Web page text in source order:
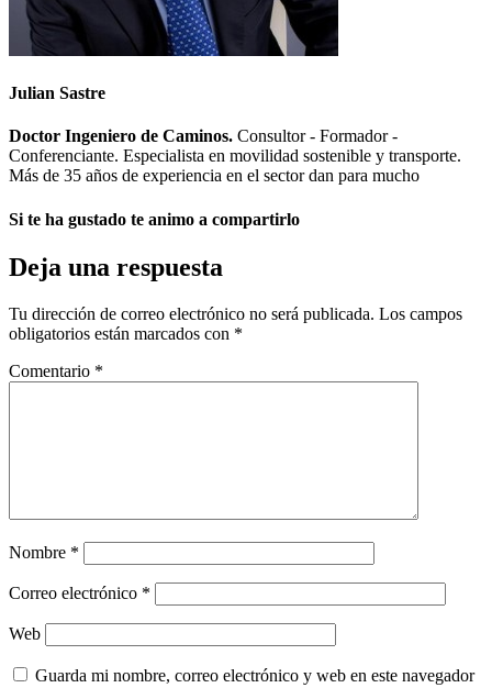
Julian Sastre
Doctor Ingeniero de Caminos. Consultor - Formador -
Conferenciante. Especialista en movilidad sostenible y transporte.
Más de 35 años de experiencia en el sector dan para mucho
Si te ha gustado te animo a compartirlo
Deja una respuesta
Tu dirección de correo electrónico no será publicada. Los campos
obligatorios están marcados con *
Comentario *
Nombre *
Correo electrónico *
Web
Guarda mi nombre, correo electrónico y web en este navegador